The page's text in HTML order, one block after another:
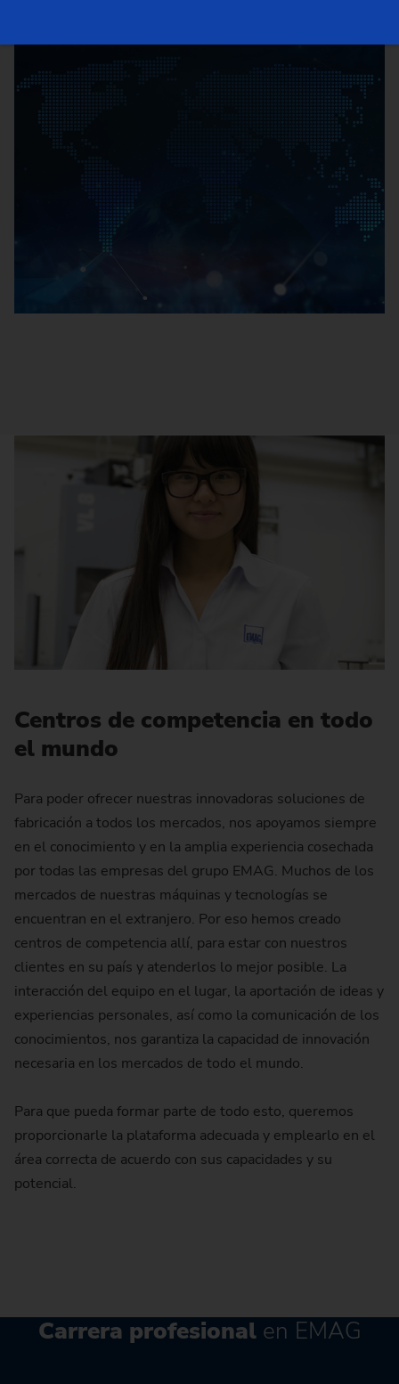
Centros de competencia en todo
el mundo
Para poder ofrecer nuestras innovadoras soluciones de
fabricación a todos los mercados, nos apoyamos siempre
en el conocimiento y en la amplia experiencia cosechada
por todas las empresas del grupo EMAG. Muchos de los
mercados de nuestras máquinas y tecnologías se
encuentran en el extranjero. Por eso hemos creado
centros de competencia allí, para estar con nuestros
clientes en su país y atenderlos lo mejor posible. La
interacción del equipo en el lugar, la aportación de ideas y
experiencias personales, así como la comunicación de los
conocimientos, nos garantiza la capacidad de innovación
necesaria en los mercados de todo el mundo.
Para que pueda formar parte de todo esto, queremos
proporcionarle la plataforma adecuada y emplearlo en el
área correcta de acuerdo con sus capacidades y su
potencial.
Carrera profesional en EMAG